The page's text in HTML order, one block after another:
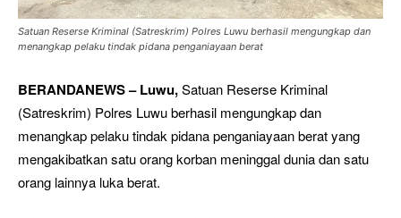
Satuan Reserse Kriminal (Satreskrim) Polres Luwu berhasil mengungkap dan
menangkap pelaku tindak pidana penganiayaan berat
BERANDANEWS – Luwu,Satuan Reserse Kriminal
(Satreskrim) Polres Luwu berhasil mengungkap dan
menangkap pelaku tindak pidana penganiayaan berat yang
mengakibatkan satu orang korban meninggal dunia dan satu
orang lainnya luka berat.